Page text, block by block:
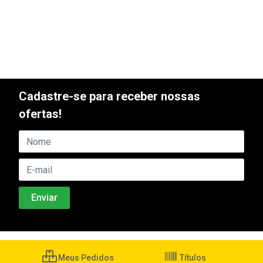
Cadastre-se para receber nossas
ofertas!
Meus Pedidos Títulos